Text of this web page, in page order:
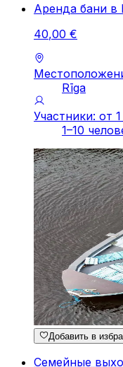
Аренда бани в
40,00 €
Rīga
Участники: от
1–10
Добавить в
Семейные